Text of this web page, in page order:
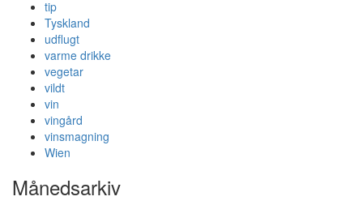
tip
Tyskland
udflugt
varme drikke
vegetar
vildt
vin
vingård
vinsmagning
Wien
Månedsarkiv